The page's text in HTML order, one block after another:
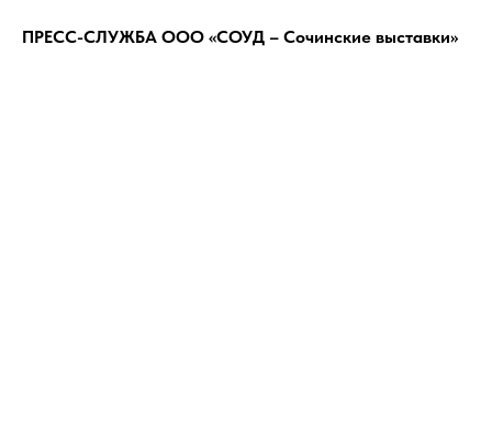
ПРЕСС-СЛУЖБА ООО «СОУД – Сочинские выставки»